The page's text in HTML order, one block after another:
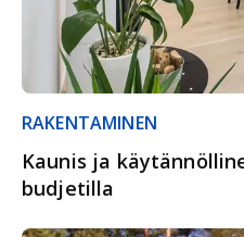
RAKENTAMINEN
Kaunis ja
budjetilla